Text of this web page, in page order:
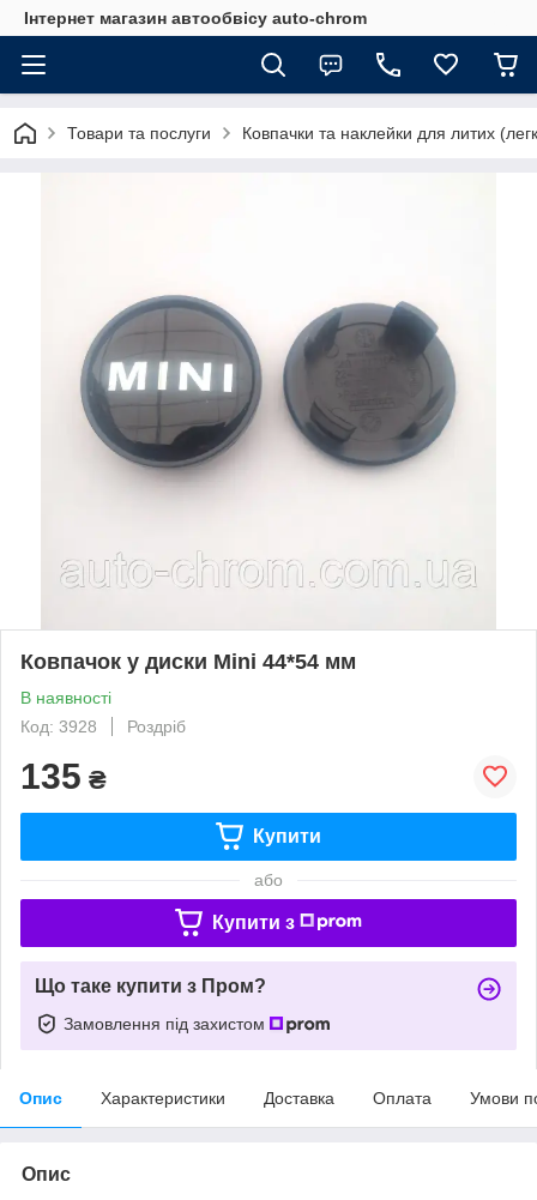
Інтернет магазин автообвісу auto-chrom
Товари та послуги Ковпачки та наклейки для литих
Ковпачок у диски Mini 44*54 мм
В наявності
Код: 3928
Роздріб
135 ₴
Купити
або
Купити з
Що таке купити з Пром?
Замовлення під захистом
Опис Характеристики Доставка Оплата Умови
Опис